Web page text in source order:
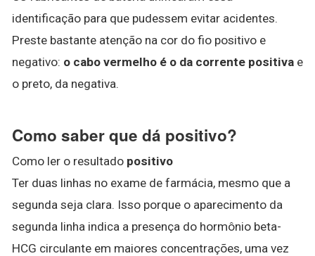
identificação para que pudessem evitar acidentes.
Preste bastante atenção na cor do fio positivo e
negativo: o cabo vermelho é o da corrente positiva e
o preto, da negativa.
Como saber que dá positivo?
Como ler o resultado positivo
Ter duas linhas no exame de farmácia, mesmo que a
segunda seja clara. Isso porque o aparecimento da
segunda linha indica a presença do hormônio beta-
HCG circulante em maiores concentrações, uma vez